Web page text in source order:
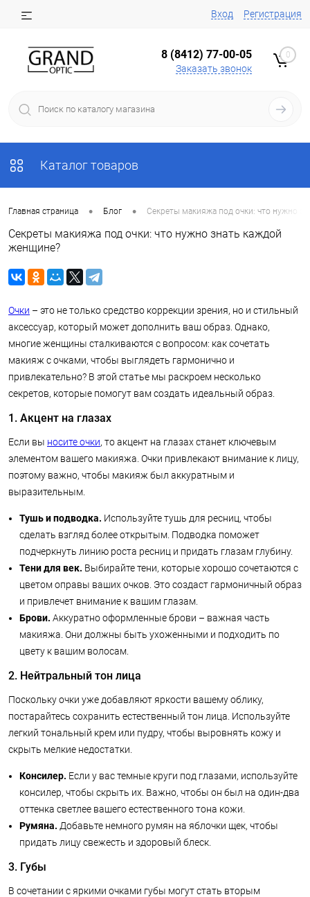
Вход Регистрация
8 (8412) 77-00-05
Заказать звонок
0
Каталог товаров
Главная страница • Блог • Секреты макияжа под очки: что нужно
Секреты макияжа под очки: что нужно знать каждой
женщине?
Очки – это не только средство коррекции зрения, но и стильный
аксессуар, который может дополнить ваш образ. Однако,
многие женщины сталкиваются с вопросом: как сочетать
макияж с очками, чтобы выглядеть гармонично и
привлекательно? В этой статье мы раскроем несколько
секретов, которые помогут вам создать идеальный образ.
1. Акцент на глазах
Если вы носите очки, то акцент на глазах станет ключевым
элементом вашего макияжа. Очки привлекают внимание к лицу,
поэтому важно, чтобы макияж был аккуратным и
выразительным.
Тушь и подводка. Используйте тушь для ресниц, чтобы
сделать взгляд более открытым. Подводка поможет
подчеркнуть линию роста ресниц и придать глазам глубину.
Тени для век. Выбирайте тени, которые хорошо сочетаются с
цветом оправы ваших очков. Это создаст гармоничный образ
и привлечет внимание к вашим глазам.
Брови. Аккуратно оформленные брови – важная часть
макияжа. Они должны быть ухоженными и подходить по
цвету к вашим волосам.
2. Нейтральный тон лица
Поскольку очки уже добавляют яркости вашему облику,
постарайтесь сохранить естественный тон лица. Используйте
легкий тональный крем или пудру, чтобы выровнять кожу и
скрыть мелкие недостатки.
Консилер. Если у вас темные круги под глазами, используйте
консилер, чтобы скрыть их. Важно, чтобы он был на один-два
оттенка светлее вашего естественного тона кожи.
Румяна. Добавьте немного румян на яблочки щек, чтобы
придать лицу свежесть и здоровый блеск.
3. Губы
В сочетании с яркими очками губы могут стать вторым